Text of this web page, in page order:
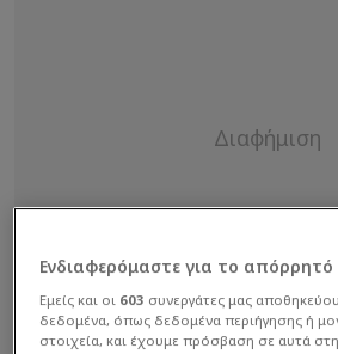
Ενδιαφερόμαστε για το απόρρητό
Εμείς και οι 603 συνεργάτες μας
δεδομένα, όπως δεδομένα περιήγησης ή
στοιχεία, και έχουμε πρόσβαση σε αυτά